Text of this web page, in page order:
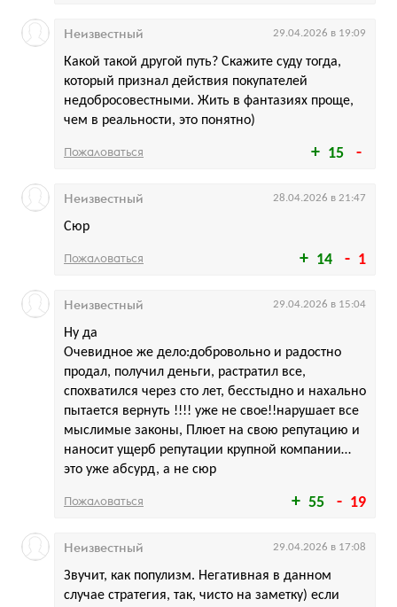
15
Какой такой другой путь? Скажите суду тогда,
который признал действия покупателей
недобросовестными. Жить в фантазиях проще,
чем в реальности, это понятно)
Неизвестный 29.04.2026 в 19:09
Пожаловаться
14 1
Сюр
Неизвестный 28.04.2026 в 21:47
Пожаловаться
55 19
Ну да
Очевидное же дело:добровольно и радостно
продал, получил деньги, растратил все,
спохватился через сто лет, бесстыдно и нахально
пытается вернуть !!!! уже не свое!!нарушает все
мыслимые законы, Плюет на свою репутацию и
наносит ущерб репутации крупной компании…
это уже абсурд, а не сюр
Неизвестный 29.04.2026 в 15:04
Пожаловаться
Звучит, как популизм. Негативная в данном
случае стратегия, так, чисто на заметку) если
Неизвестный 29.04.2026 в 17:08